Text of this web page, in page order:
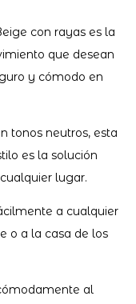
con rayas es la
que desean
y cómodo en
tonos neutros, esta
es la solución
lugar.
a cualquier
o a la casa de los
al